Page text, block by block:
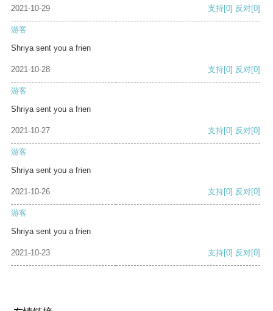
2021-10-29 支持[0] 反对[0]
游客
Shriya sent you a frien
2021-10-28 支持[0] 反对[0]
游客
Shriya sent you a frien
2021-10-27 支持[0] 反对[0]
游客
Shriya sent you a frien
2021-10-26 支持[0] 反对[0]
游客
Shriya sent you a frien
2021-10-23 支持[0] 反对[0]